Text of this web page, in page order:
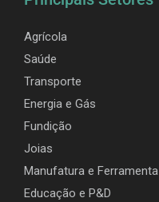
Agrícola
Saúde
Transporte
Energia e Gás
Fundição
Joias
Manufatura e Ferramenta
Educação e P&D